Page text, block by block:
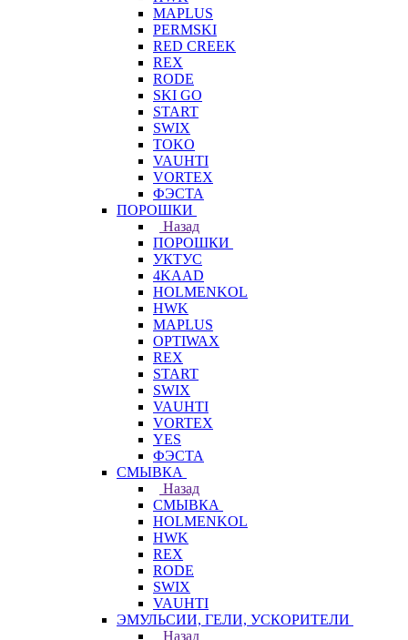
MAPLUS
PERMSKI
RED CREEK
REX
RODE
SKI GO
START
SWIX
TOKO
VAUHTI
VORTEX
ФЭСТА
ПОРОШКИ
Назад
ПОРОШКИ
УКТУС
4KAAD
HOLMENKOL
HWK
MAPLUS
OPTIWAX
REX
START
SWIX
VAUHTI
VORTEX
YES
ФЭСТА
СМЫВКА
Назад
СМЫВКА
HOLMENKOL
HWK
REX
RODE
SWIX
VAUHTI
ЭМУЛЬСИИ, ГЕЛИ, УСКОРИТЕЛИ
Назад